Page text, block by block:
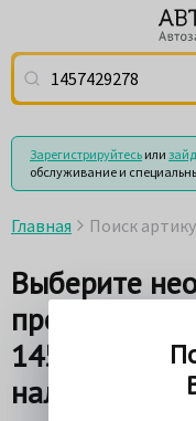
Поиск по артикулу
Зарегистрируйтесь или
обслуживание и
Главная Поиск
Выберите
1457429278
наличия